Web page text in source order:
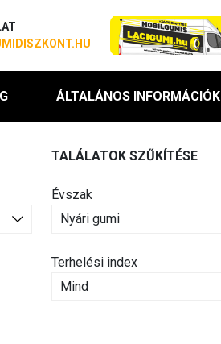
ÁLTALÁNOS INFORMÁCIÓK
TALÁLATOK SZŰKÍTÉSE
Évszak
Terhelési index